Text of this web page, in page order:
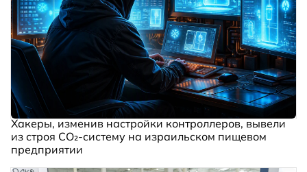
Хакеры, изменив настройки контроллеров, вывели
из строя CO₂-систему на израильском пищевом
предприятии